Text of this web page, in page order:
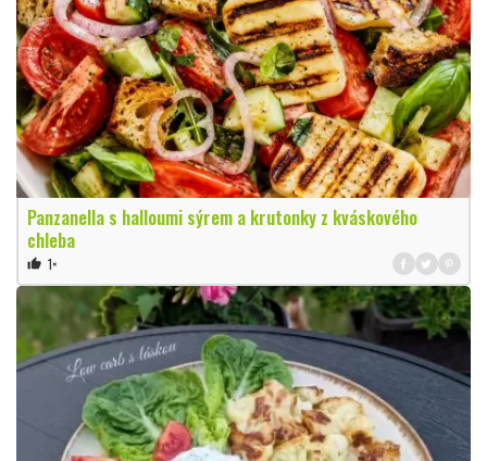
Panzanella s halloumi sýrem a krutonky z kváskového
chleba
thumb_up 1×